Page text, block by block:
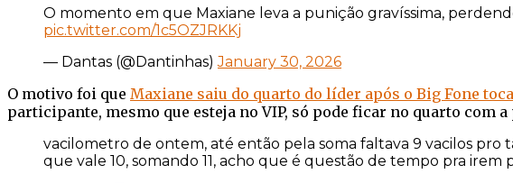
O momento em que Maxiane leva a punição gravíssima,
pic.twitter.com/1c5OZJRKKj
— Dantas (@Dantinhas)January 30, 2026
O motivo foi que Maxiane saiu do quarto do líder após o Big Fone
participante, mesmo que esteja no VIP, só pode ficar no quarto com
vacilometro de ontem, até então pela soma faltava 9 vacilos pro
que vale 10, somando 11, acho que é questão de tempo pra irem